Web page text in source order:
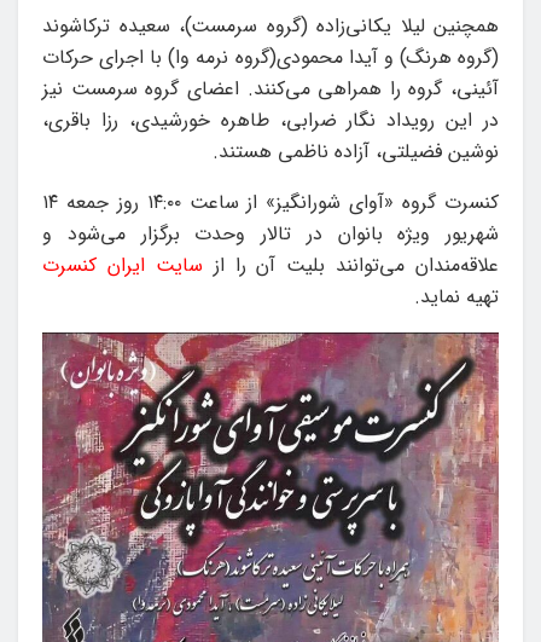
همچنین لیلا یکانی‌زاده (گروه سرمست)، سعیده ترکاشوند
(گروه هرنگ) و آیدا محمودی(گروه نرمه وا) با اجرای حرکات
آئینی، گروه را همراهی می‌کنند. اعضای گروه سرمست نیز
در این رویداد نگار ضرابی، طاهره خورشیدی، رزا باقری،
نوشین فضیلتی، آزاده ناظمی هستند.
کنسرت گروه «آوای شورانگیز» از ساعت ۱۴:۰۰ روز جمعه ۱۴
شهریور ویژه بانوان در تالار وحدت برگزار می‌شود و
علاقه‌مندان می‌توانند بلیت آن را از سایت ایران کنسرت
تهیه نماید.